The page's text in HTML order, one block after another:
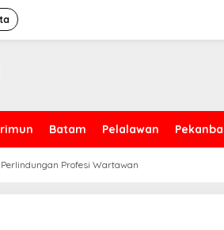
Batam Pelalawan
Perlindungan Profesi Wartawan